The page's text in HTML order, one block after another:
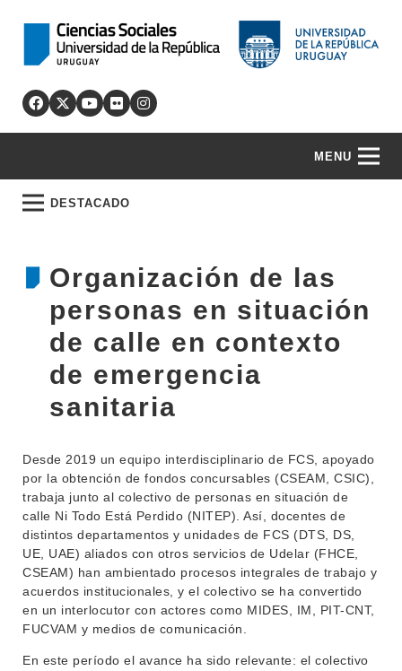
MENU
DESTACADO
Organización de las
personas en situación
de calle en contexto
de emergencia
sanitaria
Desde 2019 un equipo interdisciplinario de FCS, apoyado
por la obtención de fondos concursables (CSEAM, CSIC),
trabaja junto al colectivo de personas en situación de
calle Ni Todo Está Perdido (NITEP). Así, docentes de
distintos departamentos y unidades de FCS (DTS, DS,
UE, UAE) aliados con otros servicios de Udelar (FHCE,
CSEAM) han ambientado procesos integrales de trabajo y
acuerdos institucionales, y el colectivo se ha convertido
en un interlocutor con actores como MIDES, IM, PIT-CNT,
FUCVAM y medios de comunicación.
En este período el avance ha sido relevante: el colectivo